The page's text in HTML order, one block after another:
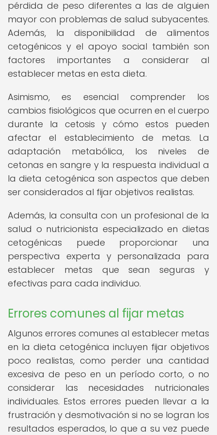
pérdida de peso diferentes a las de alguien
mayor con problemas de salud subyacentes.
Además, la disponibilidad de alimentos
cetogénicos y el apoyo social también son
factores importantes a considerar al
establecer metas en esta dieta.
Asimismo, es esencial comprender los
cambios fisiológicos que ocurren en el cuerpo
durante la cetosis y cómo estos pueden
afectar el establecimiento de metas. La
adaptación metabólica, los niveles de
cetonas en sangre y la respuesta individual a
la dieta cetogénica son aspectos que deben
ser considerados al fijar objetivos realistas.
Además, la consulta con un profesional de la
salud o nutricionista especializado en dietas
cetogénicas puede proporcionar una
perspectiva experta y personalizada para
establecer metas que sean seguras y
efectivas para cada individuo.
Errores comunes al fijar metas
Algunos errores comunes al establecer metas
en la dieta cetogénica incluyen fijar objetivos
poco realistas, como perder una cantidad
excesiva de peso en un período corto, o no
considerar las necesidades nutricionales
individuales. Estos errores pueden llevar a la
frustración y desmotivación si no se logran los
resultados esperados, lo que a su vez puede